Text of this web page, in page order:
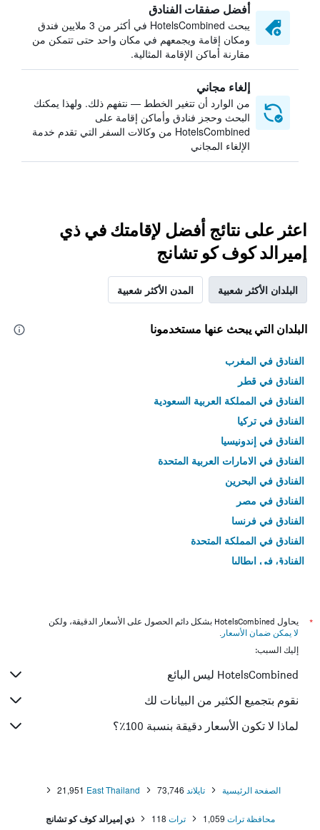
أفضل صفقات الفنادق
يبحث HotelsCombined في أكثر من 3 ملايين فندق
ومكان إقامة ويجمعهم في مكان واحد حتى تتمكن من
مقارنة أماكن الإقامة المثالية.
إلغاء مجاني
من الوارد أن تتغير الخطط — نتفهم ذلك. ولهذا يمكنك
البحث وحجز فنادق وأماكن إقامة على
HotelsCombined من وكالات السفر التي تقدم خدمة
الإلغاء المجاني
اعثر على نتائج أفضل لإقامتك في ذي
إميرالد كوف كو تشانج
البلدان الأكثر شعبية المدن الأكثر شعبية
البلدان التي يبحث عنها مستخدمونا
الفنادق في المغرب
الفنادق في قطر
الفنادق في المملكة العربية السعودية
الفنادق في تركيا
الفنادق في إندونيسيا
الفنادق في الامارات العربية المتحدة
الفنادق في البحرين
الفنادق في مصر
الفنادق في فرنسا
الفنادق في المملكة المتحدة
الفنادق في إيطاليا
*
يحاول HotelsCombined بشكل دائم الحصول على الأسعار الدقيقة، ولكن
لا يمكن ضمان الأسعار .
إليك السبب:
HotelsCombined ليس البائع
نقوم بتجميع الكثير من البيانات لك
لماذا لا تكون الأسعار دقيقة بنسبة 100٪؟
الصفحة الرئيسية تايلاند 73,746
East Thailand
21,951
محافظة ترات 1,059 ترات 118 ذي إميرالد كوف كو تشانج